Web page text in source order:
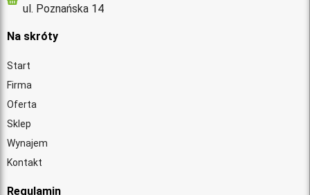
ul. Poznańska 14
Na skróty
Start
Firma
Oferta
Sklep
Wynajem
Kontakt
Regulamin